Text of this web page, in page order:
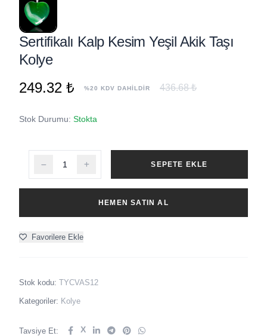
Sertifikalı Kalp Kesim Yeşil Akik Taşı
Kolye
249.32 ₺
%20 KDV DAHİLDİR 436.68 ₺
Stok Durumu: Stokta
SEPETE EKLE
HEMEN SATIN AL
Favorilere Ekle
Stok kodu: TYCVAS12
Kategoriler: Kolye
Tavsiye Et: X